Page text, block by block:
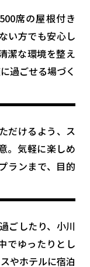
、心を整
存在。ラグ
でいられ
ありま
席の屋根付き
い方でも安心し
潔な環境を整え
過ごせる場づく
だけるよう、ス
。気軽に楽しめ
ランまで、目的
ごしたり、小川
でゆったりとし
やホテルに宿泊